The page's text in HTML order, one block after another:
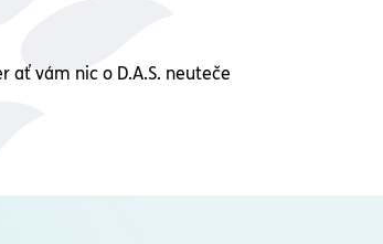
ať vám nic o D.A.S. neuteče